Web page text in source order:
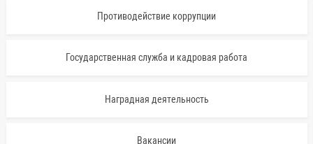
Противодействие коррупции
Государственная служба и кадровая работа
Наградная деятельность
Вакансии